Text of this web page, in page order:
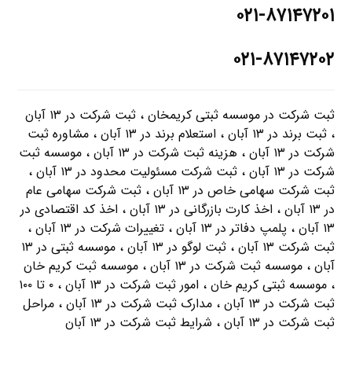
۰۲۱-۸۷۱۴۷۲۰۱
۰۲۱-۸۷۱۴۷۲۰۲
ثبت شرکت در موسسه ثبتی کریمخان ، ثبت شرکت در ۱۳ آبان
، ثبت برند در ۱۳ آبان ، استعلام برند در ۱۳ آبان ، مشاوره ثبت
شرکت در ۱۳ آبان ، هزینه ثبت شرکت در ۱۳ آبان ، موسسه ثبت
شرکت در ۱۳ آبان ، ثبت شرکت مسئولیت محدود در ۱۳ آبان ،
ثبت شرکت سهامی خاص در ۱۳ آبان ، ثبت شرکت سهامی عام
در ۱۳ آبان ، اخذ کارت بازرگانی در ۱۳ آبان ، اخذ کد اقتصادی در
۱۳ آبان ، پلمپ دفاتر در ۱۳ آبان ، تغییرات شرکت در ۱۳ آبان ،
ثبت شرکت ۱۳ آبان ، ثبت لوگو در ۱۳ آبان ، موسسه ثبتی در ۱۳
آبان ، موسسه ثبت شرکت در ۱۳ آبان ، موسسه ثبت کریم خان
، موسسه ثبتی کریم خان ، امور ثبت شرکت در ۱۳ آبان ، ۰ تا ۱۰۰
ثبت شرکت در ۱۳ آبان ، مدارک ثبت شرکت در ۱۳ آبان ، مراحل
ثبت شرکت در ۱۳ آبان ، شرایط ثبت شرکت در ۱۳ آبان